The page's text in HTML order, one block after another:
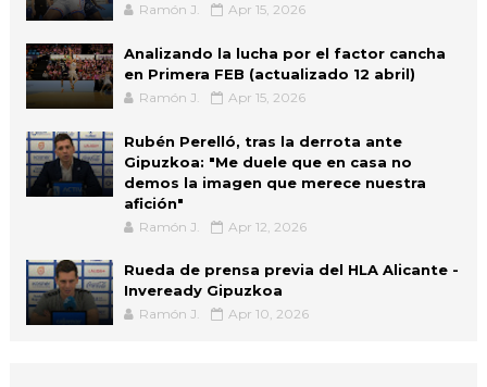
Ramón J. Apr 15, 2026
Analizando la lucha por el factor cancha
en Primera FEB (actualizado 12 abril)
Ramón J. Apr 15, 2026
Rubén Perelló, tras la derrota ante
Gipuzkoa: "Me duele que en casa no
demos la imagen que merece nuestra
afición"
Ramón J. Apr 12, 2026
Rueda de prensa previa del HLA Alicante -
Inveready Gipuzkoa
Ramón J. Apr 10, 2026